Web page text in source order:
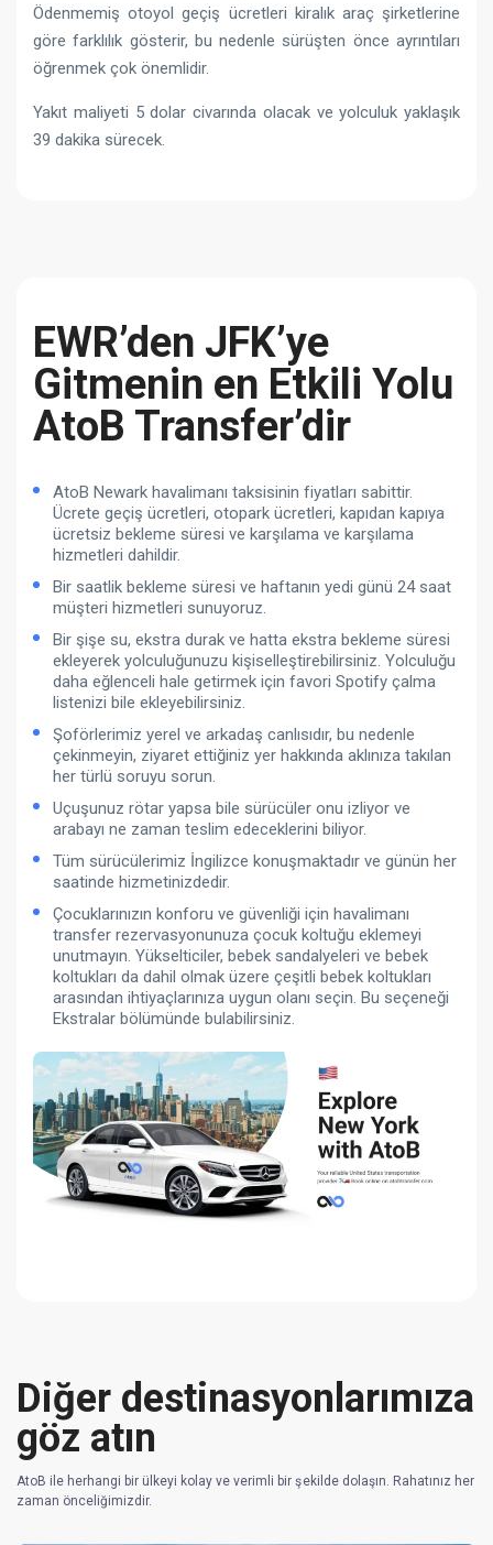
Ödenmemiş otoyol geçiş ücretleri kiralık araç şirketlerine
göre farklılık gösterir, bu nedenle sürüşten önce ayrıntıları
öğrenmek çok önemlidir.
Yakıt maliyeti 5 dolar civarında olacak ve yolculuk yaklaşık
39 dakika sürecek.
EWR’den JFK’ye
Gitmenin en Etkili Yolu
AtoB Transfer’dir
AtoB Newark havalimanı taksisinin fiyatları sabittir.
Ücrete geçiş ücretleri, otopark ücretleri, kapıdan kapıya
ücretsiz bekleme süresi ve karşılama ve karşılama
hizmetleri dahildir.
Bir saatlik bekleme süresi ve haftanın yedi günü 24 saat
müşteri hizmetleri sunuyoruz.
Bir şişe su, ekstra durak ve hatta ekstra bekleme süresi
ekleyerek yolculuğunuzu kişiselleştirebilirsiniz. Yolculuğu
daha eğlenceli hale getirmek için favori Spotify çalma
listenizi bile ekleyebilirsiniz.
Şoförlerimiz yerel ve arkadaş canlısıdır, bu nedenle
çekinmeyin, ziyaret ettiğiniz yer hakkında aklınıza takılan
her türlü soruyu sorun.
Uçuşunuz rötar yapsa bile sürücüler onu izliyor ve
arabayı ne zaman teslim edeceklerini biliyor.
Tüm sürücülerimiz İngilizce konuşmaktadır ve günün her
saatinde hizmetinizdedir.
Çocuklarınızın konforu ve güvenliği için havalimanı
transfer rezervasyonunuza çocuk koltuğu eklemeyi
unutmayın. Yükselticiler, bebek sandalyeleri ve bebek
koltukları da dahil olmak üzere çeşitli bebek koltukları
arasından ihtiyaçlarınıza uygun olanı seçin. Bu seçeneği
Ekstralar bölümünde bulabilirsiniz.
Diğer destinasyonlarımıza
göz atın
AtoB ile herhangi bir ülkeyi kolay ve verimli bir şekilde dolaşın. Rahatınız her
zaman önceliğimizdir.